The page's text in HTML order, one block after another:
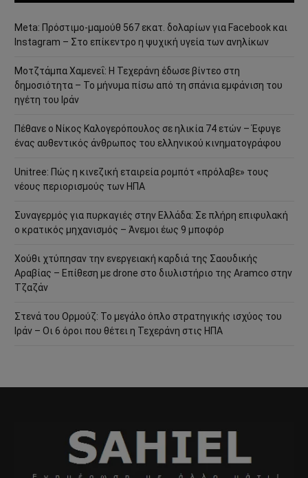
Meta: Πρόστιμο-μαμούθ 567 εκατ. δολαρίων για Facebook και
Instagram – Στο επίκεντρο η ψυχική υγεία των ανηλίκων
Μοτζτάμπα Χαμενεΐ: Η Τεχεράνη έδωσε βίντεο στη
δημοσιότητα – Το μήνυμα πίσω από τη σπάνια εμφάνιση του
ηγέτη του Ιράν
Πέθανε ο Νίκος Καλογερόπουλος σε ηλικία 74 ετών – Έφυγε
ένας αυθεντικός άνθρωπος του ελληνικού κινηματογράφου
Unitree: Πώς η κινεζική εταιρεία ρομπότ «πρόλαβε» τους
νέους περιορισμούς των ΗΠΑ
Συναγερμός για πυρκαγιές στην Ελλάδα: Σε πλήρη επιφυλακή
ο κρατικός μηχανισμός – Άνεμοι έως 9 μποφόρ
Χούθι χτύπησαν την ενεργειακή καρδιά της Σαουδικής
Αραβίας – Επίθεση με drone στο διυλιστήριο της Aramco στην
Τζαζάν
Στενά του Ορμούζ: Το μεγάλο όπλο στρατηγικής ισχύος του
Ιράν – Οι 6 όροι που θέτει η Τεχεράνη στις ΗΠΑ